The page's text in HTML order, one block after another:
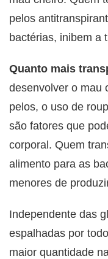
pelos
bactérias, inibem a
Quanto mais
desenvolver o mau
pelos, o uso de
são fatores que
corporal. Quem
alimento para as
menores de
Independente das
espalhadas por
maior quantidade